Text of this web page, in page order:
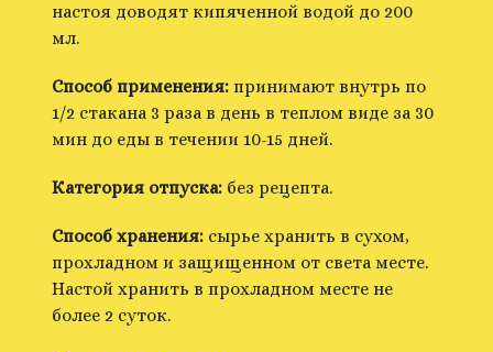
настоя доводят кипяченной водой до 200
мл.
Способ применения: принимают внутрь по
1/2 стакана 3 раза в день в теплом виде за 30
мин до еды в течении 10-15 дней.
Категория отпуска: без рецепта.
Способ хранения: сырье хранить в сухом,
прохладном и защищенном от света месте.
Настой хранить в прохладном месте не
более 2 суток.